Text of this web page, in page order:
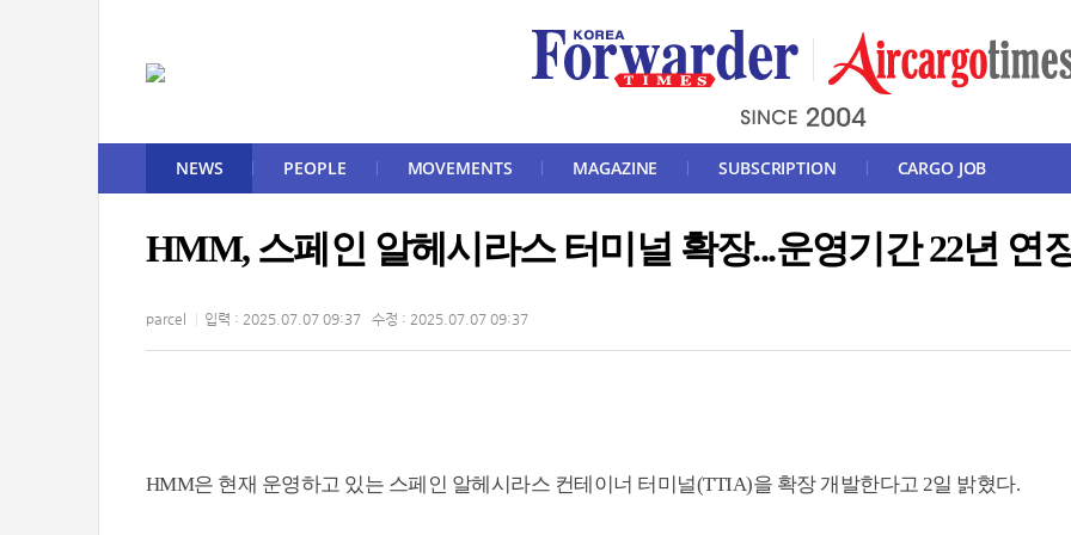
NEWS PEOPLE MOVEMENTS MAGAZINE SUBSCRIPTION CARGO JOB
HMM, 스페인 알헤시라스 터미널 확장...운영기간 22년 연
parcel 입력 : 2025.07.07 09:37 수정 : 2025.07.07 09:37
HMM은 현재 운영하고 있는 스페인 알헤시라스 컨테이너 터미널(TTIA)을 확장 개발한다고 2일 밝혔다.